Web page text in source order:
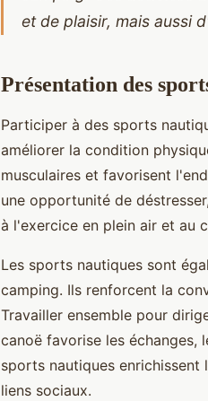
et de plaisir, mais aussi
Présentation des
Participer à des sports
améliorer la condition
musculaires et favorisent
une opportunité de
à l'exercice en plein air et au
Les sports nautiques sont
camping. Ils renforcent la
Travailler ensemble pour
canoë favorise les échanges,
sports nautiques
liens sociaux.